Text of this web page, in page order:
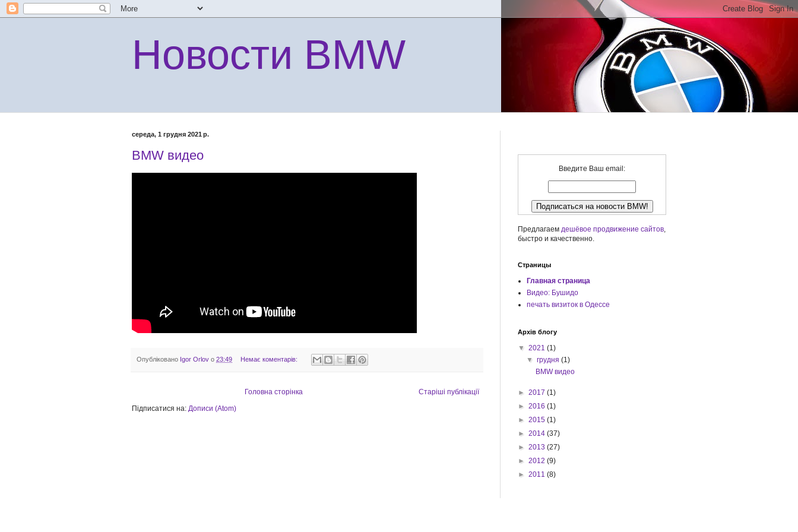
Новости BMW
середа, 1 грудня 2021 р.
BMW видео
Опубліковано Igor Orlov о 23:49 Немає коментарів:
Старіші публікації
Головна сторінка
Підписатися на: Дописи (Atom)
Введите Ваш email:
Предлагаем дешёвое продвижение сайтов,
быстро и качественно.
Страницы
Главная страница
Видео: Бушидо
печать визиток в Одессе
Архів блогу
▼ 2021 (1)
▼грудня(1)
BMW видео
► 2017 (1)
► 2016 (1)
► 2015 (1)
► 2014 (37)
► 2013 (27)
► 2012 (9)
► 2011 (8)